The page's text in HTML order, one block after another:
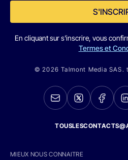
En cliquant sur s'inscrire, vous
Termes et
© 2026 Talmont Media SAS.
MIEUX NOUS CONNAITRE